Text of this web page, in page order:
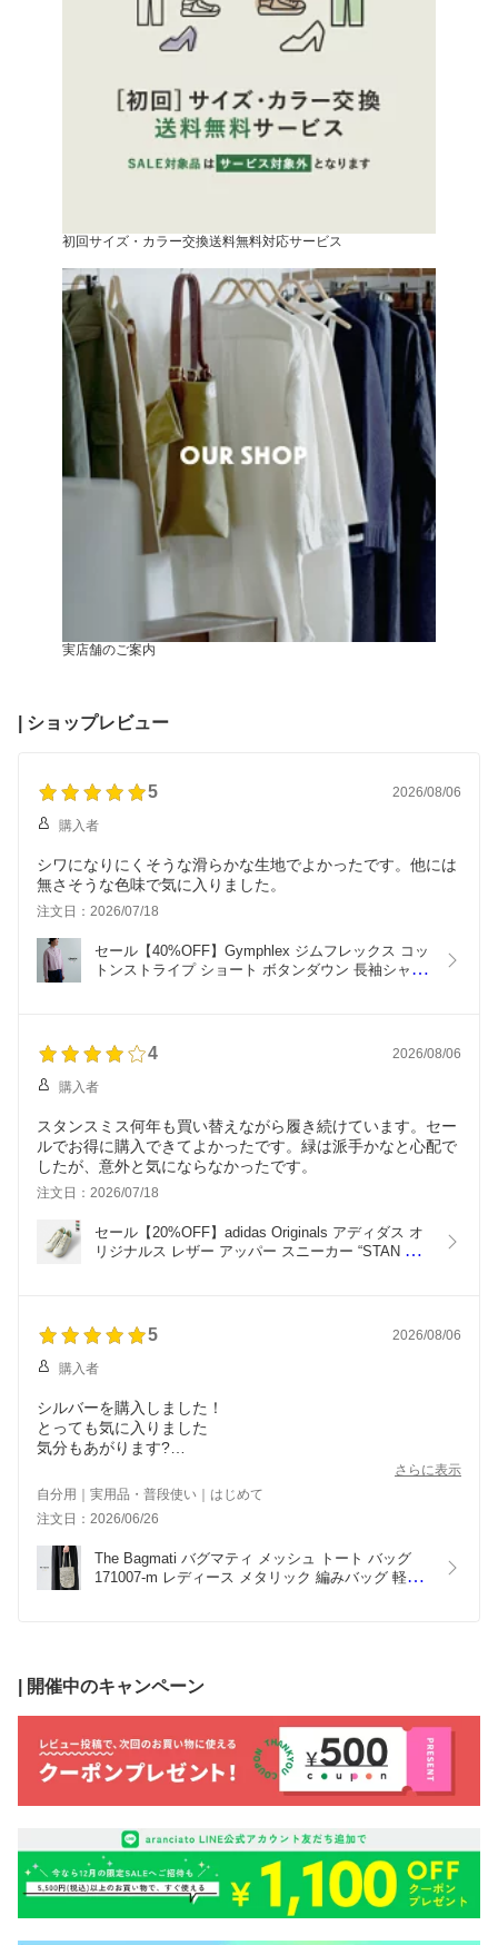
初回サイズ・カラー交換送料無料対応サービス
実店舗のご案内
| ショップレビュー
5 2026/08/06
購入者
シワになりにくそうな滑らかな生地でよかったです。他には
無さそうな色味で気に入りました。
注文日：2026/07/18
セール【40%OFF】Gymphlex ジムフレックス コッ
トンストライプ ショート ボタンダウン 長袖シャツ
4 2026/08/06
購入者
スタンスミス何年も買い替えながら履き続けています。セー
ルでお得に購入できてよかったです。緑は派手かなと心配で
したが、意外と気にならなかったです。
注文日：2026/07/18
セール【20%OFF】adidas Originals アディダス オ
リジナルス レザー アッパー スニーカー “STAN
5 2026/08/06
購入者
シルバーを購入しました！
とっても気に入りました
気分もあがります?
ありがとうございます
さらに表示
自分用｜実用品・普段使い｜はじめて
注文日：2026/06/26
The Bagmati バグマティ メッシュ トート バッグ
171007-m レディース メタリック 編みバッグ 軽量
| 開催中のキャンペーン